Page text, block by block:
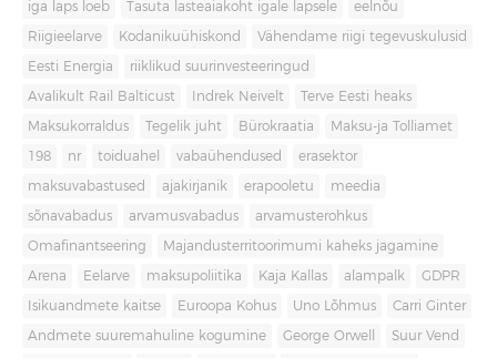
iga laps loeb Tasuta lasteaiakoht igale lapsele eelnõu
Riigieelarve Kodanikuühiskond Vähendame riigi tegevuskulusid
Eesti Energia riiklikud suurinvesteeringud
Avalikult Rail Balticust Indrek Neivelt Terve Eesti heaks
Maksukorraldus Tegelik juht Bürokraatia Maksu-ja Tolliamet
198 nr toiduahel vabaühendused erasektor
maksuvabastused ajakirjanik erapooletu meedia
sõnavabadus arvamusvabadus arvamusterohkus
Omafinantseering Majandusterritoorimumi kaheks jagamine
Arena Eelarve maksupoliitika Kaja Kallas alampalk GDPR
Isikuandmete kaitse Euroopa Kohus Uno Lõhmus Carri Ginter
Andmete suuremahuline kogumine George Orwell Suur Vend